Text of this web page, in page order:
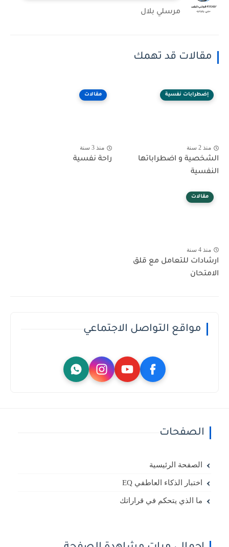
مرسلي بلال
مقالات قد تهمك
إضطرابات نفسية
منذ 2 سنة
الشخصية و اضطراباتها
النفسية
مقالات
منذ 3 سنة
راحة نفسية
مقالات
منذ 4 سنة
ارشادات للتعامل مع قلق
الامتحان
مواقع التواصل الاجتماعي
الصفحات
الصفحة الرئيسية
اختبار الذكاء العاطفي EQ
ما الذي يتحكم في قراراتك